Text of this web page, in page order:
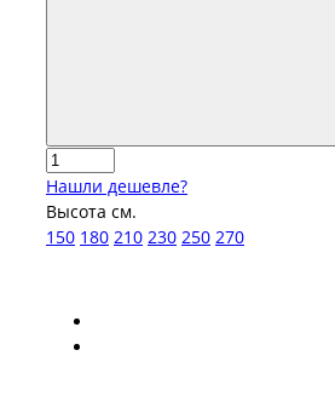
Нашли дешевле?
Высота см.
150 180 210 230 250 270